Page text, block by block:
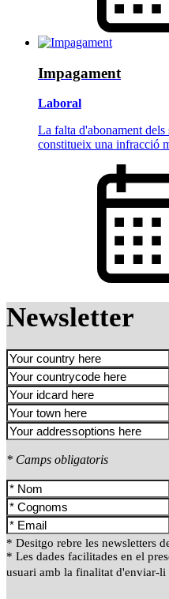
Impagament
Laboral
La falta d'abonament dels
constitueix una infracció
Newsletter
* Camps obligatoris
* Desitgo rebre les newsletters
* Les dades facilitades en el
usuari amb la finalitat d'enviar-li